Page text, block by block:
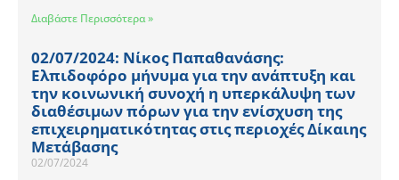
Διαβάστε Περισσότερα »
02/07/2024: Νίκος Παπαθανάσης:
Ελπιδοφόρο μήνυμα για την ανάπτυξη και
την κοινωνική συνοχή η υπερκάλυψη των
διαθέσιμων πόρων για την ενίσχυση της
επιχειρηματικότητας στις περιοχές Δίκαιης
Μετάβασης
02/07/2024